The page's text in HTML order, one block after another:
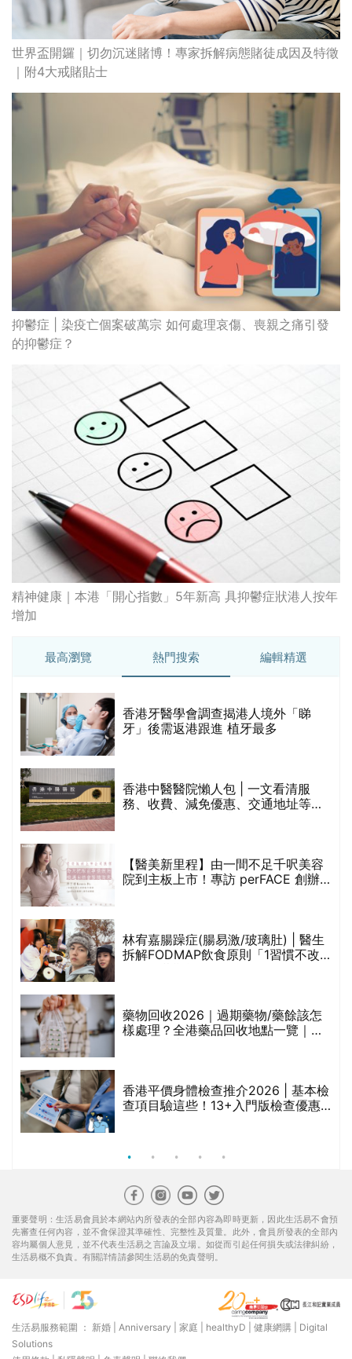
世界盃開鑼｜切勿沉迷賭博！專家拆解病態賭徒成因及特徵
｜附4大戒賭貼士
抑鬱症 | 染疫亡個案破萬宗 如何處理哀傷、喪親之痛引發
的抑鬱症？
精神健康｜本港「開心指數」5年新高 具抑鬱症狀港人按年
增加
最高瀏覽 熱門搜索 編輯精選
香港牙醫學會調查揭港人境外「睇
牙」後需返港跟進 植牙最多
香港中醫醫院懶人包 | 一文看清服
務、收費、減免優惠、交通地址等
【醫美新里程】由一間不足千呎美容
院到主板上市！專訪 perFACE 創辦
林宥嘉腸躁症(腸易激/玻璃肚) | 醫生
拆解FODMAP飲食原則「1習慣不改
藥物回收2026｜過期藥物/藥餘該怎
樣處理？全港藥品回收地點一覽｜屈
香港平價身體檢查推介2026 | 基本檢
查項目驗這些！13+入門版檢查優惠
重要聲明：生活易會員於本網站內所發表的全部內容為即時更新，因此生活易不會預
先審查任何內容，並不會保證其準確性、完整性及質量。此外，會員所發表的全部內
容均屬個人意見，並不代表生活易之言論及立場。如從而引起任何損失或法律糾紛，
生活易概不負責。有關詳情請參閱生活易的免責聲明。
生活易服務範圍 ： 新婚 Anniversary 家庭 healthyD 健康網購
Digital
Solutions